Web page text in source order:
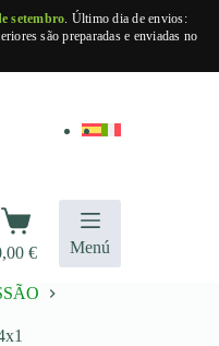
setembro. Último dia de envios:
são preparadas e enviadas no
Carrinho
de
compras
€ Menú